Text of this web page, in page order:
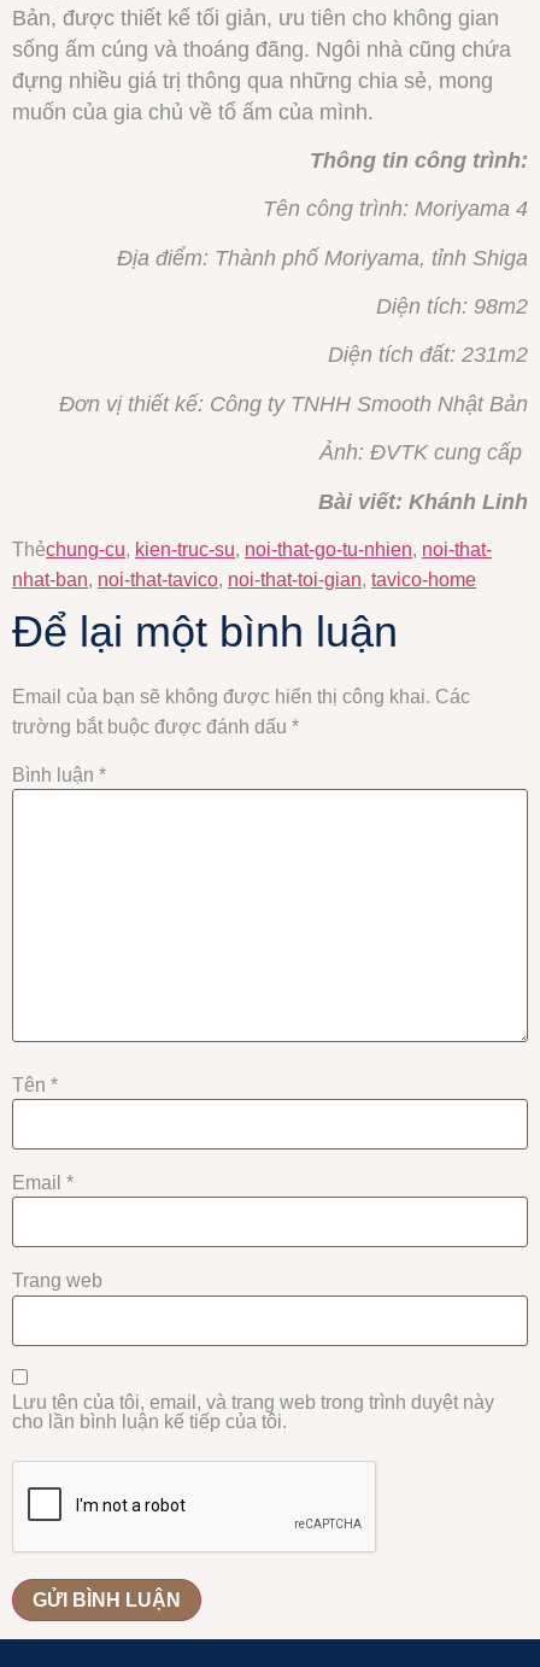
Bản, được thiết kế tối giản, ưu tiên cho không gian
sống ấm cúng và thoáng đãng. Ngôi nhà cũng chứa
đựng nhiều giá trị thông qua những chia sẻ, mong
muốn của gia chủ về tổ ấm của mình.
Thông tin công trình:
Tên công trình: Moriyama 4
Địa điểm: Thành phố Moriyama, tỉnh Shiga
Diện tích: 98m2
Diện tích đất: 231m2
Đơn vị thiết kế: Công ty TNHH Smooth Nhật Bản
Ảnh: ĐVTK cung cấp
Bài viết: Khánh Linh
Thẻchung-cu, kien-truc-su, noi-that-go-tu-nhien, noi-that-
nhat-ban, noi-that-tavico, noi-that-toi-gian, tavico-home
Để lại một bình luận
Email của bạn sẽ không được hiển thị công khai. Các
trường bắt buộc được đánh dấu *
Bình luận *
Tên *
Email *
Trang web
Lưu tên của tôi, email, và trang web trong trình duyệt này
cho lần bình luận kế tiếp của tôi.